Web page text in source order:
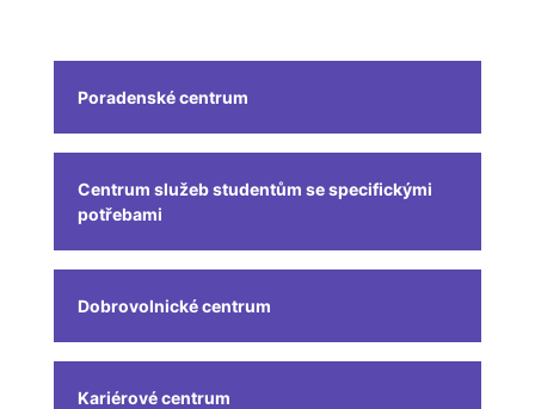
Poradenské centrum
Centrum služeb studentům se specifickými
potřebami
Dobrovolnické centrum
Kariérové centrum